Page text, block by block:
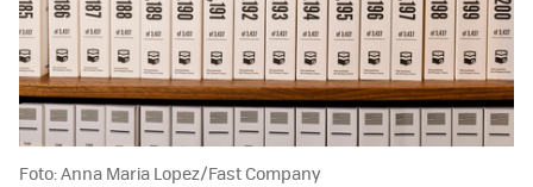
Foto: Anna Maria Lopez/Fast Company